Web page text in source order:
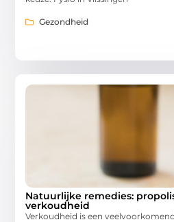
Gezondheid
Natuurlijke remedies:
verkoudheid
Verkoudheid is een